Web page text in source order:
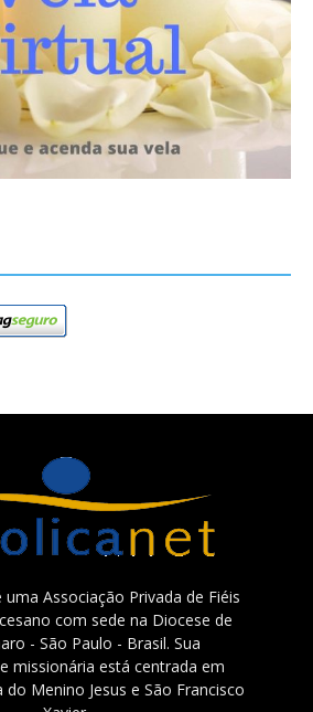
Associação Privada de Fiéis
com sede na Diocese de
- São Paulo - Brasil. Sua
missionária está centrada em
do Menino Jesus e São Francisco